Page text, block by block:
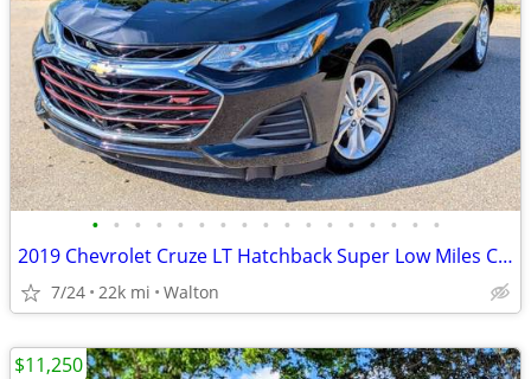
• • • • • • • • • • • • • • • • •
2019 Chevrolet Cruze LT Hatchback Super Low Miles Carfax in Hand
7/24 22k mi Walton
$11,250